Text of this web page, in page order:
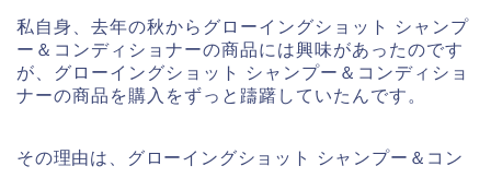
私自身、去年の秋からグローイングショット シャンプ
ー＆コンディショナーの商品には興味があったのです
が、グローイングショット シャンプー＆コンディショ
ナーの商品を購入をずっと躊躇していたんです。
その理由は、グローイングショット シャンプー＆コン